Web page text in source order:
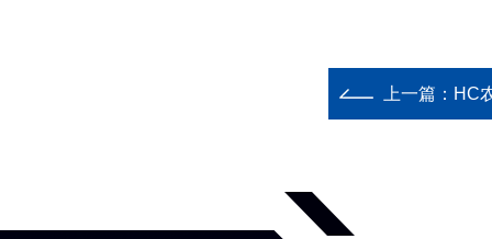
上一篇： HC